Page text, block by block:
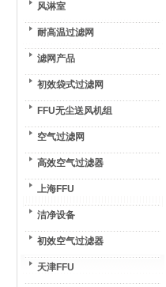
风淋室
耐高温过滤网
滤网产品
初效袋式过滤网
FFU无尘送风机组
空气过滤网
高效空气过滤器
上海FFU
洁净设备
初效空气过滤器
天津FFU